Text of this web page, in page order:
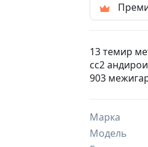
13 темир
сс2
903
Марка
Модель